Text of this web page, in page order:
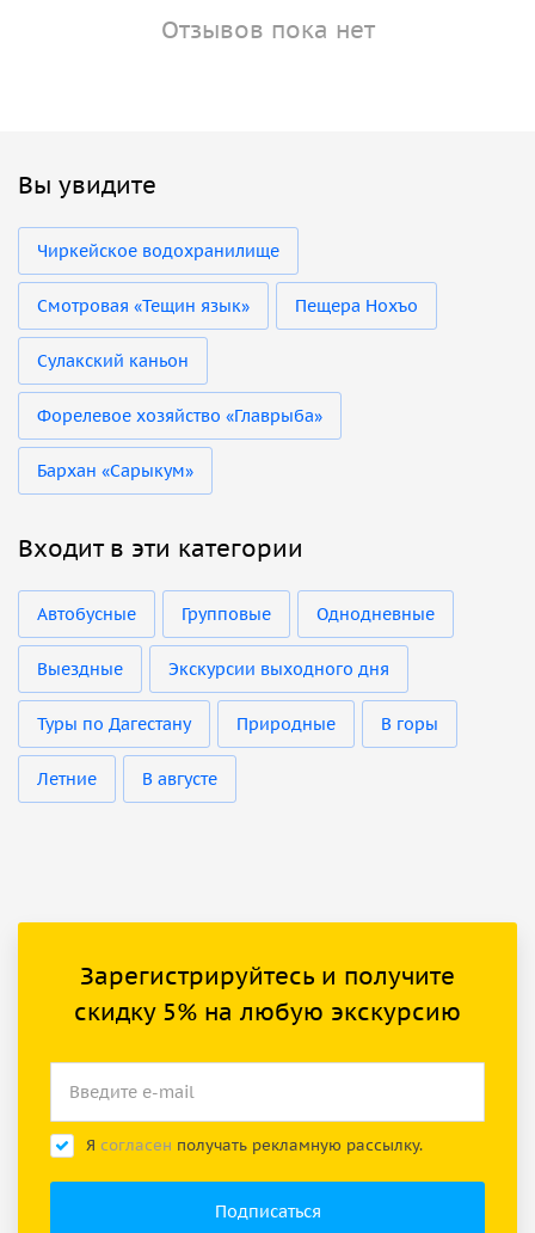
Отзывов пока нет
Вы увидите
Чиркейское водохранилище
Смотровая «Тещин язык» Пещера Нохъо
Cулакский каньон
Форелевое хозяйство «Главрыба»
Бархан «Сарыкум»
Входит в эти категории
Автобусные Групповые Однодневные
Выездные Экскурсии выходного дня
Туры по Дагестану Природные В горы
Летние В августе
Зарегистрируйтесь и получите
скидку 5% на любую экскурсию
Я согласен получать рекламную рассылку.